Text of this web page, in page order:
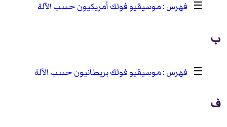
☰ موسيقيو فولك أمريكيون حسب الآلة
ب
☰ موسيقيو فولك بريطانيون حسب الآلة
ف